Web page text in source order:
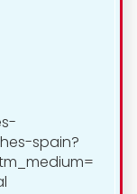
spain?